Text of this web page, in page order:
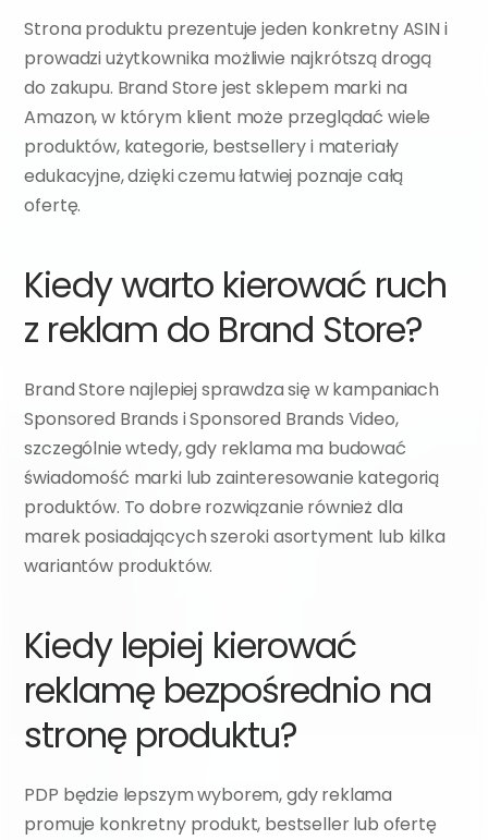
Strona produktu prezentuje jeden konkretny ASIN i
prowadzi użytkownika możliwie najkrótszą drogą
do zakupu. Brand Store jest sklepem marki na
Amazon, w którym klient może przeglądać wiele
produktów, kategorie, bestsellery i materiały
edukacyjne, dzięki czemu łatwiej poznaje całą
ofertę.
Kiedy warto kierować ruch
z reklam do Brand Store?
Brand Store najlepiej sprawdza się w kampaniach
Sponsored Brands i Sponsored Brands Video,
szczególnie wtedy, gdy reklama ma budować
świadomość marki lub zainteresowanie kategorią
produktów. To dobre rozwiązanie również dla
marek posiadających szeroki asortyment lub kilka
wariantów produktów.
Kiedy lepiej kierować
reklamę bezpośrednio na
stronę produktu?
PDP będzie lepszym wyborem, gdy reklama
promuje konkretny produkt, bestseller lub ofertę